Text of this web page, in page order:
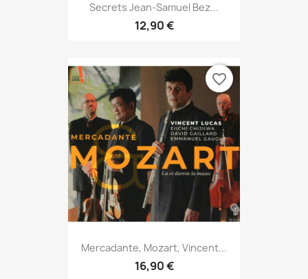
Secrets Jean-Samuel Bez...
12,90 €
Mercadante, Mozart, Vincent...
16,90 €
favorite_border